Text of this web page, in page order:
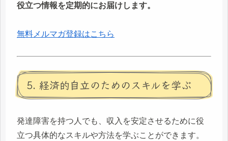
役立つ情報を定期的にお届けします。
無料メルマガ登録はこちら
5. 経済的自立のためのスキルを学ぶ
発達障害を持つ人でも、収入を安定させるために役
立つ具体的なスキルや方法を学ぶことができます。